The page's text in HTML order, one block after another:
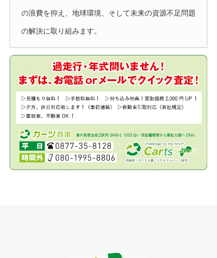
の浪費を抑え、地球環境、そして未来の資源不足問題
の解決に取り組みます。